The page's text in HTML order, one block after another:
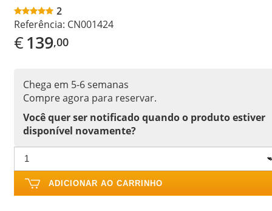
2
Referência: CN001424
€139,00
Chega em 5-6 semanas
Compre agora para reservar.
Você quer ser notificado quando o produto estiver
disponível novamente?
ADICIONAR AO CARRINHO